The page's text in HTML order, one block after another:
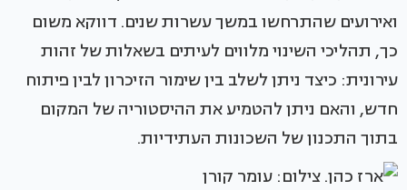
ואירועים שהתרחשו במשך עשרות שנים. דווקא משום
כך, תהליכי השינוי מלווים לעיתים בשאלות של זהות
עירונית: כיצד ניתן לשלב בין שימור הזיכרון לבין פיתוח
חדש, והאם ניתן להטמיע את ההיסטוריה של המקום
בתוך התכנון של השכונות העתידיות.